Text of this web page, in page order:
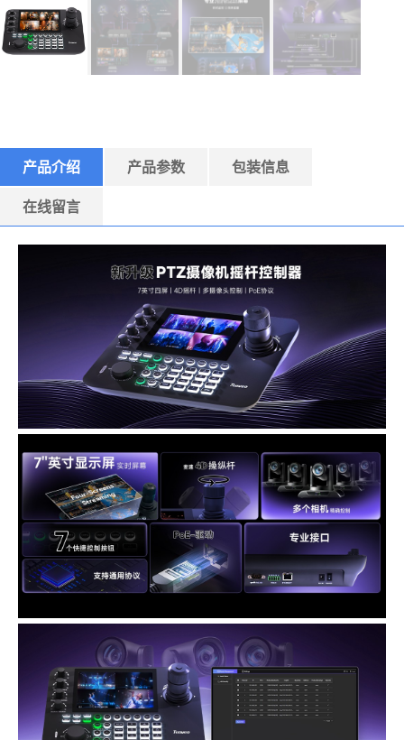
产品介绍 产品参数 包装信息
在线留言